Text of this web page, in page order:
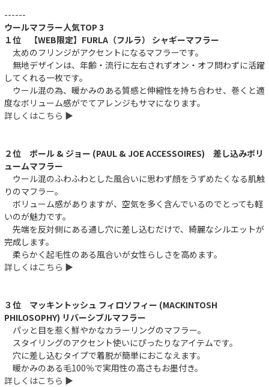
------
ウールマフラー人気TOP 3
１位 【WEB限定】FURLA（フルラ） シャギーマフラー
太めのフリンジがアクセントになるマフラーです。
無地デザインは、年齢・流行に左右されずオン・オフ問わずに活躍
してくれる一枚です。
ウール混の為、暖かみのある質感と伸縮性を持ち合わせ、巻くと適
度なボリューム感がでてアレンジもサマになります。
詳しくはこちら ▶︎
２位 ポール & ジョー (PAUL & JOE ACCESSOIRES) 差し込みボリ
ュームマフラー
ウール混のふわふわとした風合いに思わず顔をうずめたくなる肌触
りのマフラー。
ボリューム感がありますが、空気を多く含んでいるのでとっても軽
いのが魅力です。
先端を反対側にある通し穴に差し込むだけで、綺麗なシルエットが
完成します。
柔らかく起毛性のある風合いが女性らしさを高めます。
詳しくはこちら ▶︎
３位 マッキントッシュ フィロソフィー (MACKINTOSH
PHILOSOPHY) リバーシブルマフラー
パッと目を惹く鮮やかなカラーリングのマフラー。
スタイリングのアクセント使いにぴったりなアイテムです。
穴に差し込むタイプで着脱が簡単におこなえます。
暖かみのある毛100％で実用性の高さもお墨付き。
詳しくはこちら ▶︎